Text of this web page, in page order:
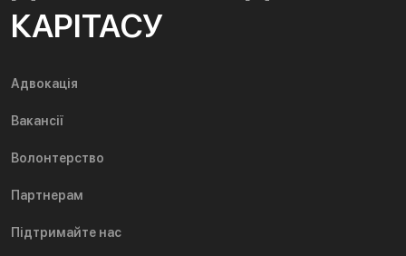
КАРІТАСУ
Адвокація
Вакансії
Волонтерство
Партнерам
Підтримайте нас